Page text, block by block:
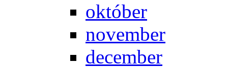
ok­tó­ber
no­vem­ber
de­cem­ber